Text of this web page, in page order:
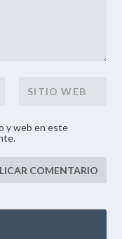
y web en este